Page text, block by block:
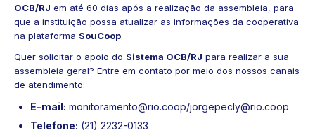
OCB/RJ em até 60 dias após a realização da assembleia, para
que a instituição possa atualizar as informações da cooperativa
na plataforma SouCoop.
Quer solicitar o apoio do Sistema OCB/RJ para realizar a sua
assembleia geral? Entre em contato por meio dos nossos canais
de atendimento:
E-mail: monitoramento@rio.coop/jorgepecly@rio.coop
Telefone: (21) 2232-0133